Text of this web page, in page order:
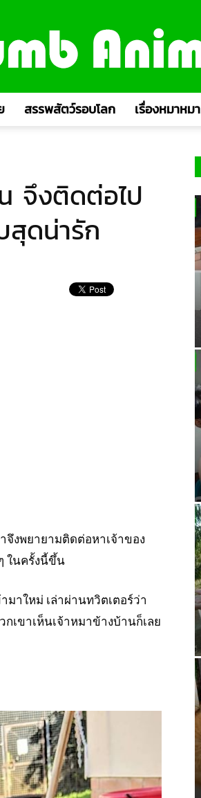
สรรพสัตว์รอบโลก เรื่องหมาหมา
จึงติดต่อไป
สุดน่ารัก
จึงพยายามติดต่อหาเจ้าของ
ในครั้งนี้ขึ้น
มาใหม่ เล่าผ่านทวิตเตอร์ว่า
เขาเห็นเจ้าหมาข้างบ้านก็เลย